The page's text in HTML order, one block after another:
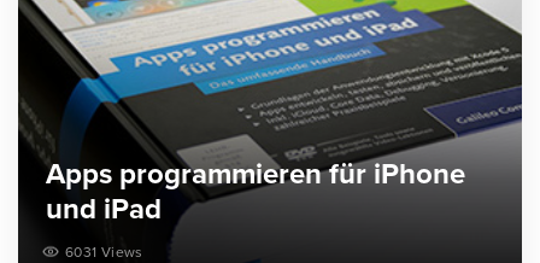
Apps programmieren für iPhone
und iPad
6031 Views